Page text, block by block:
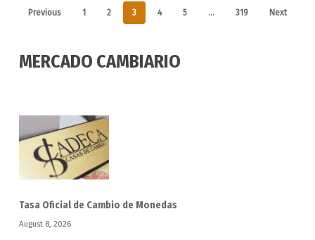
Previous 1 2 3 4 5 … 319 Next
MERCADO CAMBIARIO
Tasa Oficial de Cambio de Monedas
August 8, 2026